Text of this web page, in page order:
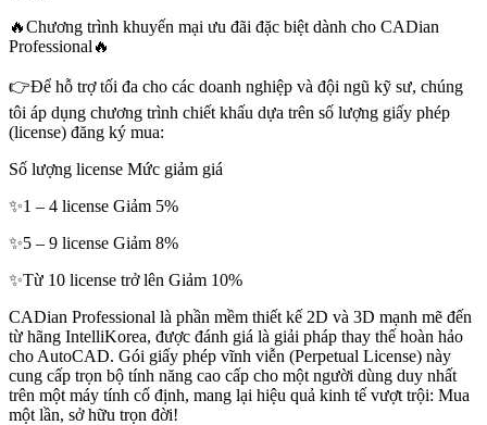
🔥Chương trình khuyến mại ưu đãi đặc biệt dành cho CADian
Professional🔥
👉Để hỗ trợ tối đa cho các doanh nghiệp và đội ngũ kỹ sư, chúng
tôi áp dụng chương trình chiết khấu dựa trên số lượng giấy phép
(license) đăng ký mua:
Số lượng license Mức giảm giá
✨1 – 4 license Giảm 5%
✨5 – 9 license Giảm 8%
✨Từ 10 license trở lên Giảm 10%
CADian Professional là phần mềm thiết kế 2D và 3D mạnh mẽ đến
từ hãng IntelliKorea, được đánh giá là giải pháp thay thế hoàn hảo
cho AutoCAD. Gói giấy phép vĩnh viễn (Perpetual License) này
cung cấp trọn bộ tính năng cao cấp cho một người dùng duy nhất
trên một máy tính cố định, mang lại hiệu quả kinh tế vượt trội: Mua
một lần, sở hữu trọn đời!